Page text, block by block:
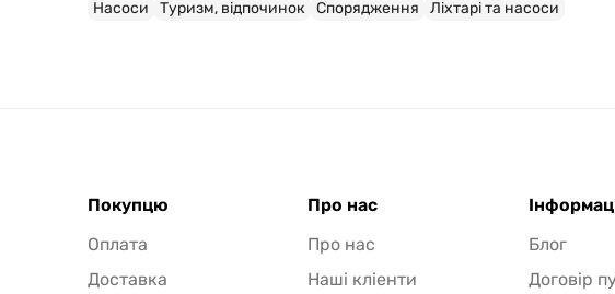
Насоси
Туризм, відпочинок Спорядження Ліхтарі та насоси
Покупцю
Оплата
Доставка
Про нас
Про нас
Наші кліенти
Блог
Договір